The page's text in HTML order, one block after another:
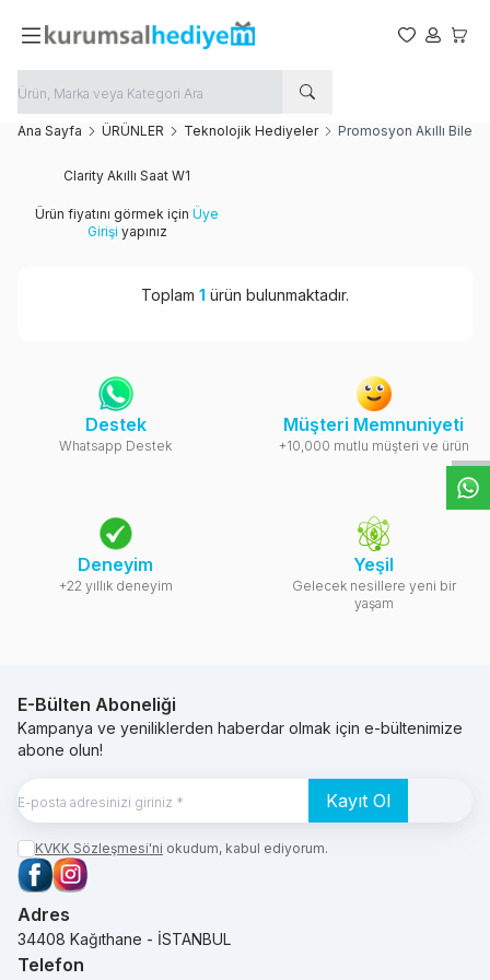
W
h
t
s
a
p
p
D
e
s
e
H
a
t
t
Favorilerim
Hesabım
Ana Sayfa ÜRÜNLER Teknolojik Hediyeler Promosyon Akıllı
Clarity Akıllı Saat W1
Ürün fiyatını görmek için Üye
Girişi yapınız
Toplam 1 ürün bulunmaktadır.
Destek
Whatsapp Destek
Müşteri Memnuniyeti
+10,000 mutlu müşteri ve ürün
Deneyim
+22 yıllık deneyim
Yeşil
Gelecek nesillere yeni bir
yaşam
E-Bülten Aboneliği
Kampanya ve yeniliklerden haberdar olmak için e-bültenimize
abone olun!
Kayıt Ol
KVKK Sözleşmesi'ni okudum, kabul ediyorum.
Facebook
Instagram
Adres
34408 Kağıthane - İSTANBUL
Telefon